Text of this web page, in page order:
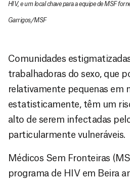
HIV, e um local chave para a equipe de MSF
Garrigos/MSF
Comunidades
trabalhadoras do sexo, que
relativamente pequenas em
estatisticamente, têm um
alto de serem infectadas
particularmente vulneráveis.
Médicos Sem Fronteiras
programa de HIV em Beira